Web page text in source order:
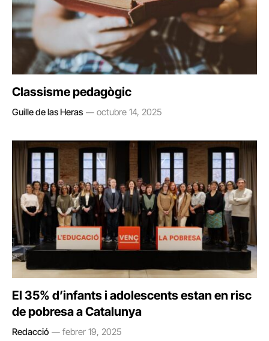
Classisme pedagògic
Guille de las Heras octubre 14, 2025
El 35% d’infants i adolescents estan en risc
de pobresa a Catalunya
Redacció febrer 19, 2025